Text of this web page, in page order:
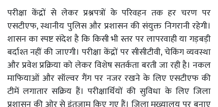
परीक्षा केंद्रों से लेकर प्रश्नपत्रों के परिवहन तक हर चरण पर
एसटीएफ, स्थानीय पुलिस और प्रशासन की संयुक्त निगरानी रहेगी।
शासन का स्पष्ट संदेश है कि किसी भी स्तर पर लापरवाही या गड़बड़ी
बर्दाश्त नहीं की जाएगी। परीक्षा केंद्रों पर सीसीटीवी, चेकिंग व्यवस्था
और प्रवेश प्रक्रिया को लेकर विशेष सतर्कता बरती जा रही है। नकल
माफियाओं और सॉल्वर गैंग पर नजर रखने के लिए एसटीएफ की
टीमें लगातार सक्रिय हैं। परीक्षार्थियों की सुविधा के लिए जिला